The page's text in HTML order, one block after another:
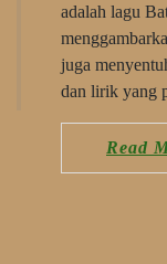
adalah lagu
juga
dan lirik yang
Read